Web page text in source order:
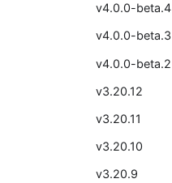
v4.0.0-beta.4
v4.0.0-beta.3
v4.0.0-beta.2
v3.20.12
v3.20.11
v3.20.10
v3.20.9